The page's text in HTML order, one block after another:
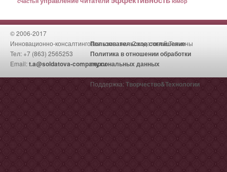
© 2006-2017
Инновационно-консалтинговая компания Солдатовой Татьяны
Тел: +7 (863) 2565253
Email:t.a@soldatova-company.ru
Пользовательское соглашение
Политика в отношении обработки
персональных данных
Поддержка:Творчество&Технологии